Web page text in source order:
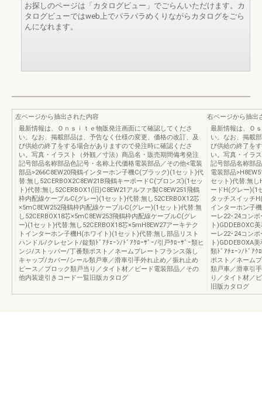
お探しのページは「カタログビュー」でごらんいただけます。カ
タログビューではweb上でパラパラめくりながらカタログをごら
んになれます。
左ページから抽出された内容
最新情報は、Ｏｎｓｉｔｅ物販発注画面にて確認してくださ
い。なお、掲載部品は、予告なく仕様の変更、価格の改訂、及
び供給の終了をする場合がありますので発注時に確認くださ
い。写真・イラスト（外観／寸法）商品名・販売期間備考発注
記号部品名称部品色記号・名称上代価格電装部品／その他<電装
部品>266C8EW20飛鶴インターホン子機C(ブラック)(1セット)代
替:無し52CERBOX2C8EW21B飛鶴キーボードC(ブロンズ)(1セッ
ト)代替:無し52CERBOX1(旧)C8EW21アルファ製C8EW251飛鶴
枠内配線ケーブルC(グレー)(1セット)代替:無し52CERBOX12芯
×5mC8EW252飛鶴枠内配線ケーブルC(グレー)(1セット)代替:無
し52CERBOX18芯×5mC8EW253飛鶴枠内配線ケーブルC(グレ
ー)(1セット)代替:無し52CERBOX18芯×5mH8EW27アーキテク
トインターホン子機H(ホワイト)(1セット)代替:無し部品リスト
ハンドル/クレセント/錠類ﾄﾞｱﾁｪｰﾝ/ﾄﾞｱｸﾛｰｻﾞｰ/引戸ｸﾛｰｻﾞｰ類ヒ
ンジ/ストッパー/丁番類ポスト／ネームプレートフランス落し
キャップ/カバー/シール類戸車／滑車引手外れ止め／振れ止め
ピース／ブロック類戸当り／タイト材／ビード電装部品／その
他内装逆引きコード一覧旧版カタログ
右ページから抽出
最新情報は、Ｏ
い。なお、掲載
び供給の終了を
い。写真・イラ
記号部品名称部
電装部品
セット)代替:無し
ードH(グレー)(1
タッチスイッチ
インターホン子
ーレ22･24コン
ト)GDDEBOXC
ーレ22･24コン
ト)GDDEBOXA
類ﾄﾞｱﾁｪｰﾝ/ﾄﾞｱｸ
ポスト／ネーム
類戸車／滑車引
り／タイト材／
旧版カタログ